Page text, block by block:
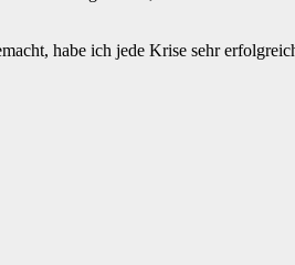
habe ich jede Krise sehr